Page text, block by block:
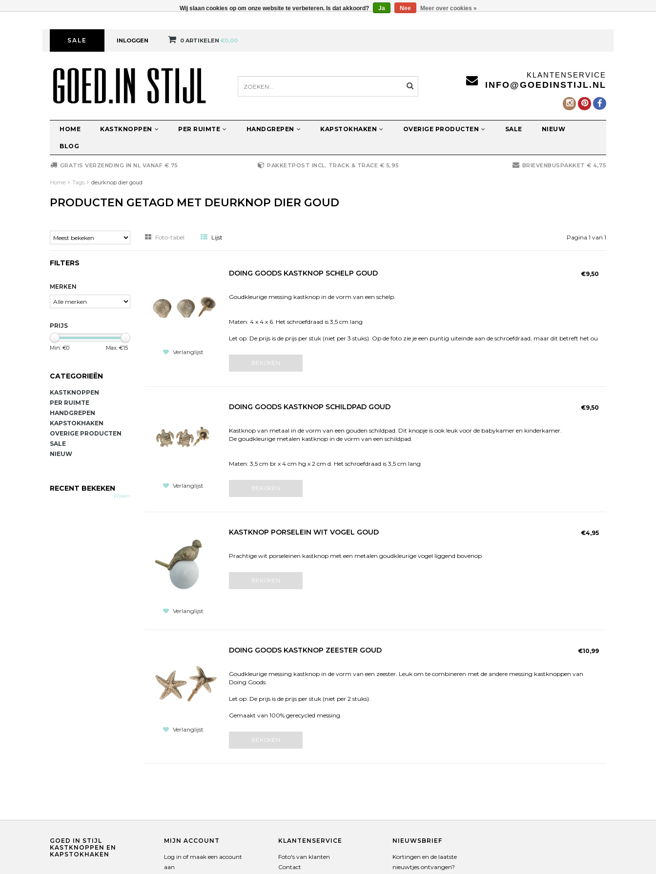
SALE INLOGGEN 0 ARTIKELEN €0,00
KLANTENSERVICE
INFO@GOEDINSTIJL.NL
HOME KASTKNOPPEN PER RUIMTE HANDGREPEN KAPSTOKHAKEN OVERIGE PRODUCTEN SALE NIEUW
BLOG
GRATIS VERZENDING IN NL VANAF € 75 PAKKETPOST INCL. TRACK & TRACE € 5,95 BRIEVENBUSPAKKET € 4,75
Home Tags deurknop dier goud
PRODUCTEN GETAGD MET DEURKNOP DIER GOUD
Foto-tabel Lijst Pagina 1 van 1
FILTERS
MERKEN
PRIJS
Min: €0 Max: €15
CATEGORIEËN
KASTKNOPPEN
PER RUIMTE
HANDGREPEN
KAPSTOKHAKEN
OVERIGE PRODUCTEN
SALE
NIEUW
RECENT BEKEKEN
Wissen
Verlanglijst
DOING GOODS KASTKNOP SCHELP GOUD €9,50
Goudkleurige messing kastknop in de vorm van een schelp.
Maten: 4 x 4 x 6. Het schroefdraad is 3,5 cm lang
Let op: De prijs is de prijs per stuk (niet per 3 stuks). Op de foto zie je een puntig uiteinde aan de schroefdraad, maar dit betreft het ou
BEKIJKEN
Verlanglijst
DOING GOODS KASTKNOP SCHILDPAD GOUD €9,50
Kastknop van metaal in de vorm van een gouden schildpad. Dit knopje is ook leuk voor de babykamer en kinderkamer.
De goudkleurige metalen kastknop in de vorm van een schildpad.
Maten: 3,5 cm br x 4 cm hg x 2 cm d. Het schroefdraad is 3,5 cm lang
BEKIJKEN
Verlanglijst
KASTKNOP PORSELEIN WIT VOGEL GOUD €4,95
Prachtige wit porseleinen kastknop met een metalen goudkleurige vogel liggend bovenop
BEKIJKEN
Verlanglijst
DOING GOODS KASTKNOP ZEESTER GOUD €10,99
Goudkleurige messing kastknop in de vorm van een zeester. Leuk om te combineren met de andere messing kastknoppen van
Doing Goods.
Let op: De prijs is de prijs per stuk (niet per 2 stuks).
Gemaakt van 100% gerecycled messing.
BEKIJKEN
GOED IN STIJL
KASTKNOPPEN EN
KAPSTOKHAKEN
MIJN ACCOUNT
Log in of maak een account
aan
KLANTENSERVICE
Foto's van klanten
Contact
NIEUWSBRIEF
Kortingen en de laatste
nieuwtjes ontvangen?
Wij slaan cookies op om onze website te verbeteren. Is dat akkoord? Ja Nee Meer over cookies »